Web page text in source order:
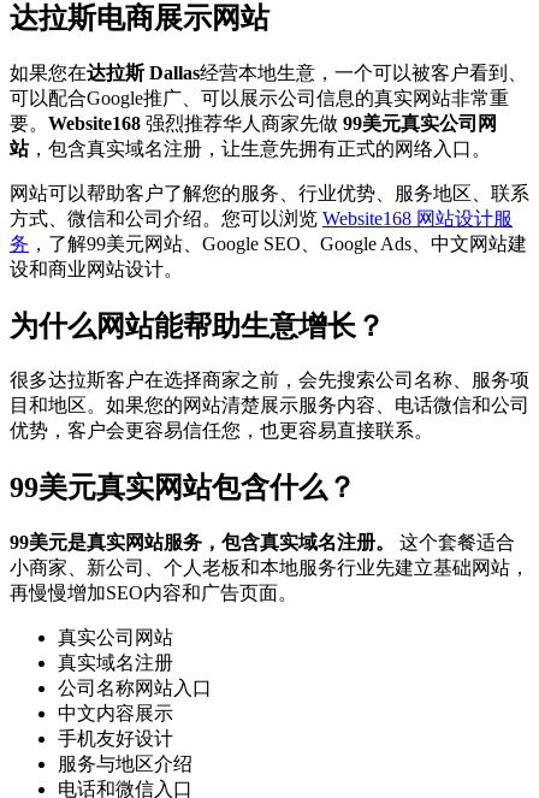
达拉斯电商展示网站
如果您在达拉斯 Dallas经营本地生意，一个可以被客户看到、
可以配合Google推广、可以展示公司信息的真实网站非常重
要。 Website168 强烈推荐华人商家先做 99美元真实公司网
站，包含真实域名注册，让生意先拥有正式的网络入口。
网站可以帮助客户了解您的服务、行业优势、服务地区、联系
方式、微信和公司介绍。您可以浏览 Website168 网站设计服
务 ，了解99美元网站、Google SEO、Google Ads、中文网站建
设和商业网站设计。
为什么网站能帮助生意增长？
很多达拉斯客户在选择商家之前，会先搜索公司名称、服务项
目和地区。如果您的网站清楚展示服务内容、电话微信和公司
优势，客户会更容易信任您，也更容易直接联系。
99美元真实网站包含什么？
99美元是真实网站服务，包含真实域名注册。
这个套餐适合
小商家、新公司、个人老板和本地服务行业先建立基础网站，
再慢慢增加SEO内容和广告页面。
真实公司网站
真实域名注册
公司名称网站入口
中文内容展示
手机友好设计
服务与地区介绍
电话和微信入口